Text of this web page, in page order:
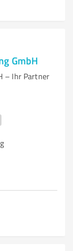
GmbH
– Ihr Partner